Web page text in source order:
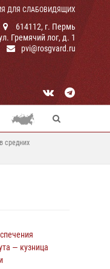
ДЛЯ СЛАБОВИДЯЩИХ
614112, г. Пермь
Гремячий лог, д. 1
pvi@rosgvard.ru
средних
— кузница